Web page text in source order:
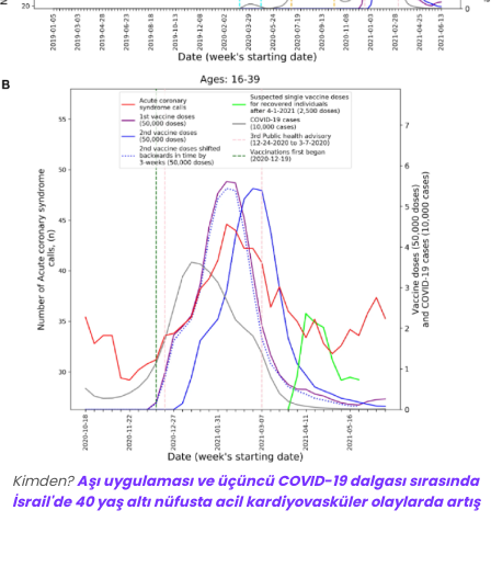
Kimden?Aşı uygulaması ve üçüncü COVID-19 dalgası sırasında
İsrail'de 40 yaş altı nüfusta acil kardiyovasküler olaylarda artış